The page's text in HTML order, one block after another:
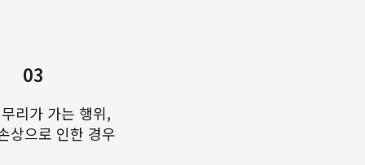
03
리가 가는 행위,
상으로 인한 경우